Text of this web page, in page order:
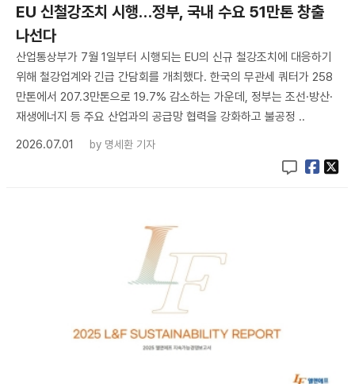
EU 신철강조치 시행…정부, 국내 수요 51만톤 창출
나선다
산업통상부가 7월 1일부터 시행되는 EU의 신규 철강조치에 대응하기
위해 철강업계와 긴급 간담회를 개최했다. 한국의 무관세 쿼터가 258
만톤에서 207.3만톤으로 19.7% 감소하는 가운데, 정부는 조선·방산·
재생에너지 등 주요 산업과의 공급망 협력을 강화하고 불공정 ..
2026.07.01
by 명세환 기자